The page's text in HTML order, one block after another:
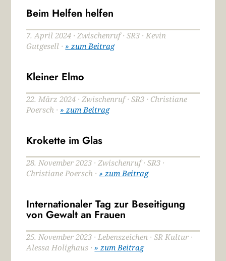
Beim Helfen helfen
7. April 2024 · Zwischenruf · SR3 · Kevin
Gutgesell ·» zum Beitrag
Kleiner Elmo
22. März 2024 · Zwischenruf · SR3 · Christiane
Poersch ·» zum Beitrag
Krokette im Glas
28. November 2023 · Zwischenruf · SR3 ·
Christiane Poersch ·» zum Beitrag
Internationaler Tag zur Beseitigung
von Gewalt an Frauen
25. November 2023 · Lebenszeichen · SR Kultur ·
Alessa Holighaus ·» zum Beitrag